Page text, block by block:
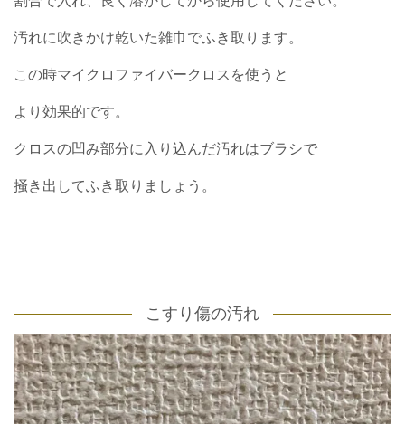
汚れに吹きかけ乾いた雑巾でふき取ります。
この時マイクロファイバークロスを使うと
より効果的です。
クロスの凹み部分に入り込んだ汚れはブラシで
掻き出してふき取りましょう。
こすり傷の汚れ